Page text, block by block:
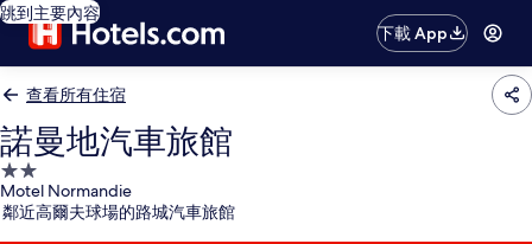
跳到主要內容
下載 App
查看所有住宿
諾曼地汽車旅館
2.0
星
級
Motel Normandie
鄰近高爾夫球場的路城汽車旅館